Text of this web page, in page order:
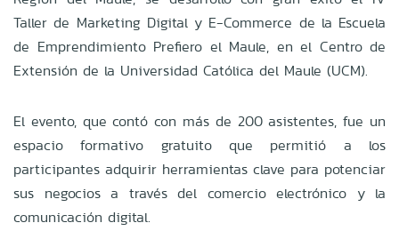
Taller de Marketing Digital y E-Commerce de la Escuela
de Emprendimiento Prefiero el Maule, en el Centro de
Extensión de la Universidad Católica del Maule (UCM).
El evento, que contó con más de 200 asistentes, fue un
espacio formativo gratuito que permitió a los
participantes adquirir herramientas clave para potenciar
sus negocios a través del comercio electrónico y la
comunicación digital.